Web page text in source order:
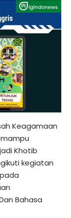
Keagamaan
Khotib
kegiatan
Bahasa